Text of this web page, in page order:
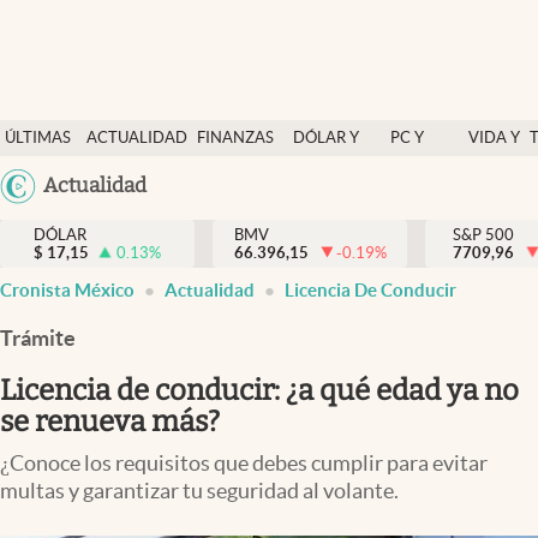
ÚLTIMAS
NOTICIAS
ACTUALIDAD
FINANZAS
DÓLAR Y
PC Y
VIDA Y
México
Actualidad
Actualidad
Finanzas y economía
Dólar y mercados
Pc y celular
Vida y estilo
DÓLAR
$ 17,15 0.13%
BMV
66.396,15
-0.19%
S&P 500
7709,96
Cronista México Actualidad Licencia De Conducir
Trámite
Licencia de conducir: ¿a qué edad ya no
se renueva más?
¿Conoce los requisitos que debes cumplir para evitar
multas y garantizar tu seguridad al volante.